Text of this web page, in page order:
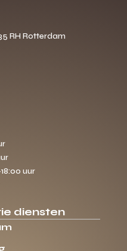
RH Rotterdam
uur
diensten